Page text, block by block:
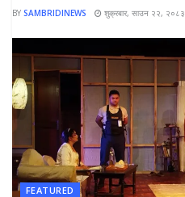
BY SAMBRIDINEWS शुक्रबार, साउन २२, २०८३
FEATURED